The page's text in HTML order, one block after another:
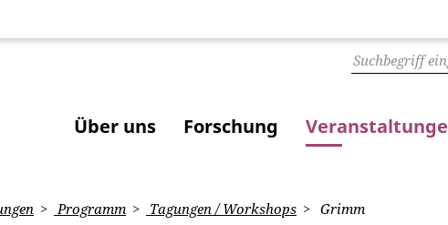
Über uns Forschung
Programm Tagungen / Workshops Grimm